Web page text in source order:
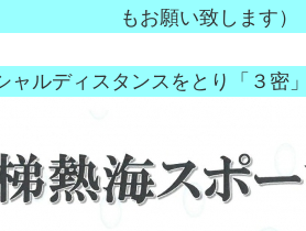
もお願い致します）
ャルディスタンスをとり「３密